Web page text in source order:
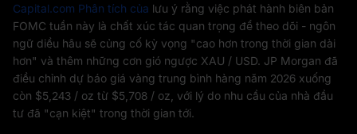
Capital.com Phân tích của lưu ý rằng việc phát hành biên bản
FOMC tuần này là chất xúc tác quan trọng để theo dõi - ngôn
ngữ diều hâu sẽ củng cố kỳ vọng "cao hơn trong thời gian dài
hơn" và thêm những cơn gió ngược XAU / USD. JP Morgan đã
điều chỉnh dự báo giá vàng trung bình hàng năm 2026 xuống
còn $5,243 / oz từ $5,708 / oz, với lý do nhu cầu của nhà đầu
tư đã "cạn kiệt" trong thời gian tới.